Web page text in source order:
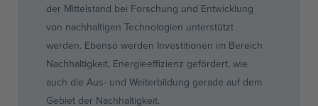
der Mittelstand bei Forschung und Entwicklung
von nachhaltigen Technologien unterstützt
werden. Ebenso werden Investitionen im Bereich
Nachhaltigkeit, Energieeffizienz gefördert, wie
auch die Aus- und Weiterbildung gerade auf dem
Gebiet der Nachhaltigkeit.